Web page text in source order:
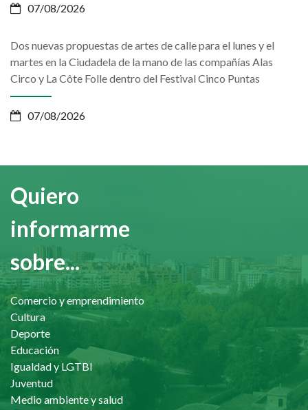
07/08/2026
Dos nuevas propuestas de artes de calle para el lunes y el
martes en la Ciudadela de la mano de las compañías Alas
Circo y La Côte Folle dentro del Festival Cinco Puntas
07/08/2026
Quiero
informarme
sobre...
Comercio y emprendimiento
Cultura
Deporte
Educación
Igualdad y LGTBI
Juventud
Medio ambiente y salud